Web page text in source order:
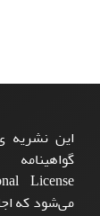
این نشریه
می‌شود که